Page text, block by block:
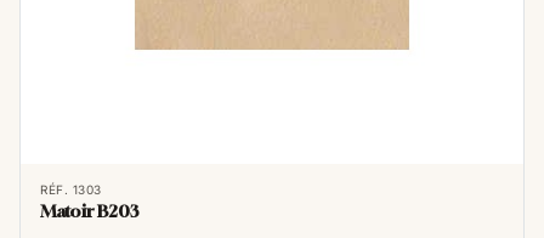
RÉF. 1303
Matoir B203